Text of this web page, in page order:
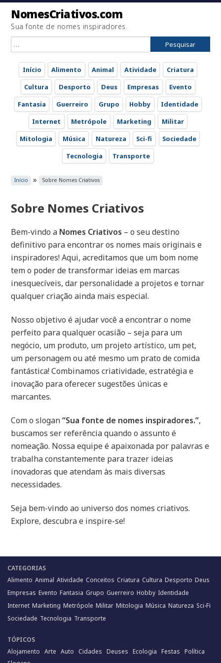
NomesCriativos.com
Sua fonte de nomes inspiradores.
por:
Início Alimento Animal Atividade
Criatura
Cultura
Desporto Deus Empresas
Evento
Fantasia
Guerreiro Grupo Hobby
Identidade
Internet
Metrópole Marketing
Militar
Mitologia
Música Natureza Sci-fi
Sociedade
Tecnologia
Transporte
Início » Sobre Nomes Criativos
Sobre Nomes Criativos
Bem-vindo a Nomes Criativos – o seu destino
definitivo para encontrar os nomes mais originais e
inspiradores! Aqui, acreditamos que um bom nome
tem o poder de transformar ideias em marcas
inesquecíveis, dar personalidade a projetos e tornar
qualquer criação ainda mais especial.
Nosso objetivo é ajudar você a encontrar o nome
perfeito para qualquer ocasião – seja para um
negócio, um produto, um projeto artístico, um pet,
um personagem ou até mesmo um prato de comida
fantástica! Combinamos criatividade, estratégia e
inovação para oferecer sugestões únicas e
marcantes.
Com o slogan“Sua fonte de nomes inspiradores.”,
buscamos ser referência quando o assunto é
nomeação. Nossa equipe é apaixonada por palavras e
trabalha constantemente para trazer ideias
inovadoras que atendam às mais diversas
necessidades.
Seja bem-vindo ao universo dos nomes criativos.
Explore, descubra e inspire-se!
CATEGORIAS
Alimento Animal Atividade Conceitos Criatura Cultura Desporto Deus
Empresas Evento Fantasia Grupo Guerreiro Hobby Identidade
Internet Marketing Metrópole Militar Mitologia Música Natureza Sci-Fi
Sociedade Tecnologia Transporte
TÓPICOS
Alojamento Arte Auto Cidades Deuses Ecologia Festas Política